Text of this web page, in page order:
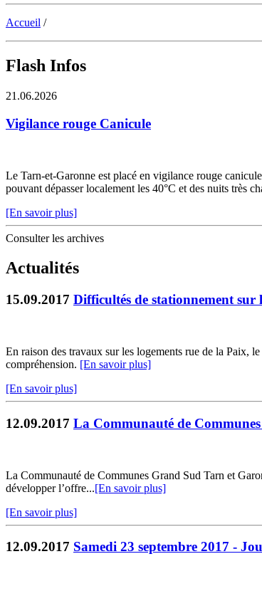
Accueil /
Flash Infos
21.06.2026
Vigilance rouge Canicule
Le Tarn-et-Garonne est placé en vigilance rouge
pouvant dépasser localement les 40°C et des nuits très
[En savoir plus]
Consulter les archives
Actualités
15.09.2017 Difficultés de stationnement
En raison des travaux sur les logements rue de la Paix,
compréhension. [En savoir plus]
[En savoir plus]
12.09.2017 La Communauté de
La Communauté de Communes Grand Sud Tarn et
développer l’offre...[En savoir plus]
[En savoir plus]
12.09.2017 Samedi 23 septembre 2017 -